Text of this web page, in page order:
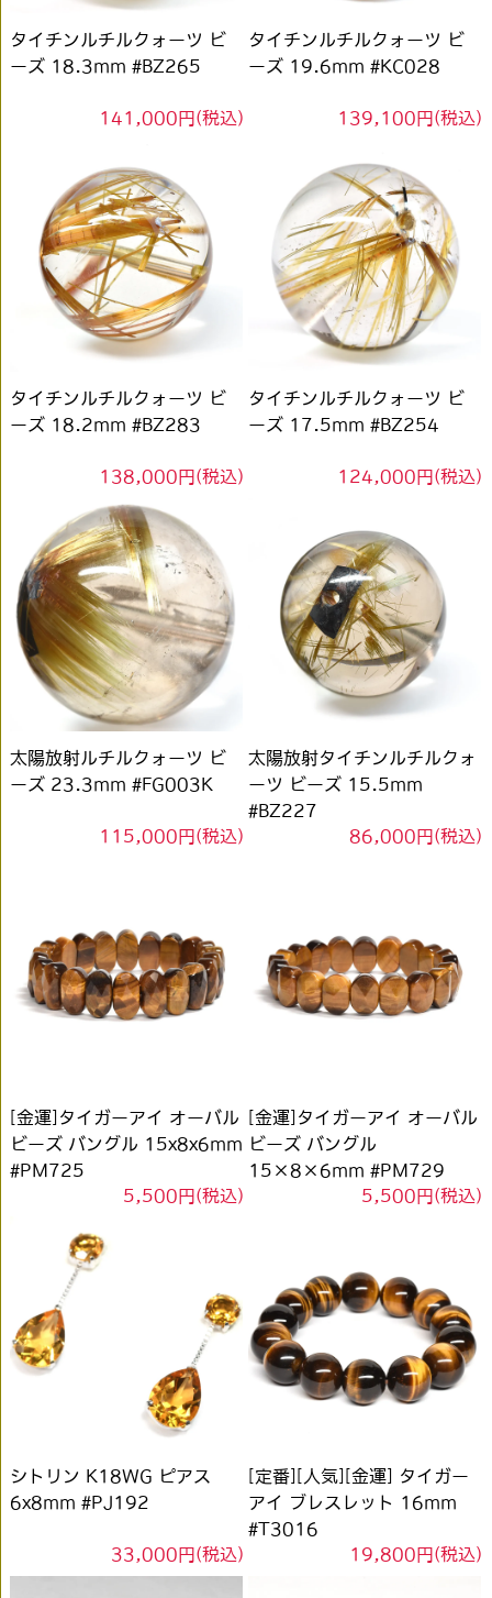
タイチンルチルクォーツ ビ
ーズ 18.3mm #BZ265
141,000円(税込)
タイチンルチルクォーツ ビ
ーズ 19.6mm #KC028
139,100円(税込)
タイチンルチルクォーツ ビ
ーズ 18.2mm #BZ283
138,000円(税込)
タイチンルチルクォーツ ビ
ーズ 17.5mm #BZ254
124,000円(税込)
太陽放射ルチルクォーツ ビ
ーズ 23.3mm #FG003K
115,000円(税込)
太陽放射タイチンルチルクォ
ーツ ビーズ 15.5mm
#BZ227
86,000円(税込)
[金運]タイガーアイ オーバル
ビーズ バングル 15x8x6mm
#PM725
5,500円(税込)
[金運]タイガーアイ オーバル
ビーズ バングル
15×8×6mm #PM729
5,500円(税込)
シトリン K18WG ピアス
6x8mm #PJ192
33,000円(税込)
[定番][人気][金運] タイガー
アイ ブレスレット 16mm
#T3016
19,800円(税込)